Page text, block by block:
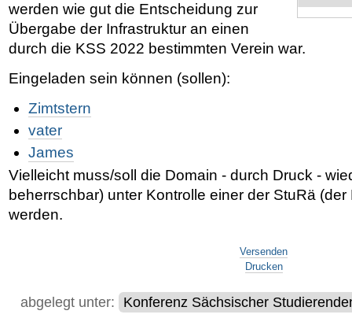
werden wie gut die Entscheidung zur
Übergabe der Infrastruktur an einen
durch die KSS 2022 bestimmten Verein war.
Eingeladen sein können (sollen):
Zimtstern
vater
James
Vielleicht muss/soll die Domain - durch Druck -
beherrschbar) unter Kontrolle einer der StuRä
werden.
Versenden
Drucken
abgelegt unter: Konferenz Sächsischer